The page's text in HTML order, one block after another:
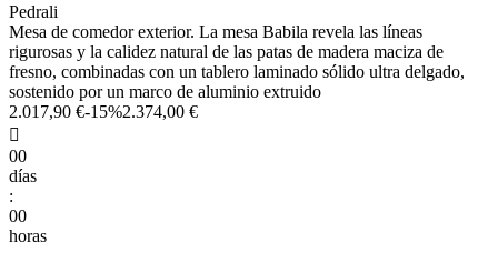
Pedrali
Mesa de comedor exterior. La mesa Babila revela las líneas
rigurosas y la calidez natural de las patas de madera maciza de
fresno, combinadas con un tablero laminado sólido ultra delgado,
sostenido por un marco de aluminio extruido
2.017,90 €-15%2.374,00 €

00
días
:
00
horas